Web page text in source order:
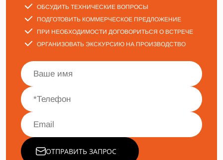
ОБСУДИТЬ ТЕХНИЧЕСКИЕ ВОПРОСЫ
ПОДГОТОВИТЬ КОММЕРЧЕСКОЕ ПРЕДЛОЖЕНИЕ
ПРИ НЕОБХОДИМОСТИ ДОГОВОРИТЬСЯ О ВСТРЕЧЕ
ОРГАНИЗОВАТЬ ЭКСКУРСИЮ НА ПРОИЗВОДСТВО
ОТПРАВИТЬ ЗАПРОС